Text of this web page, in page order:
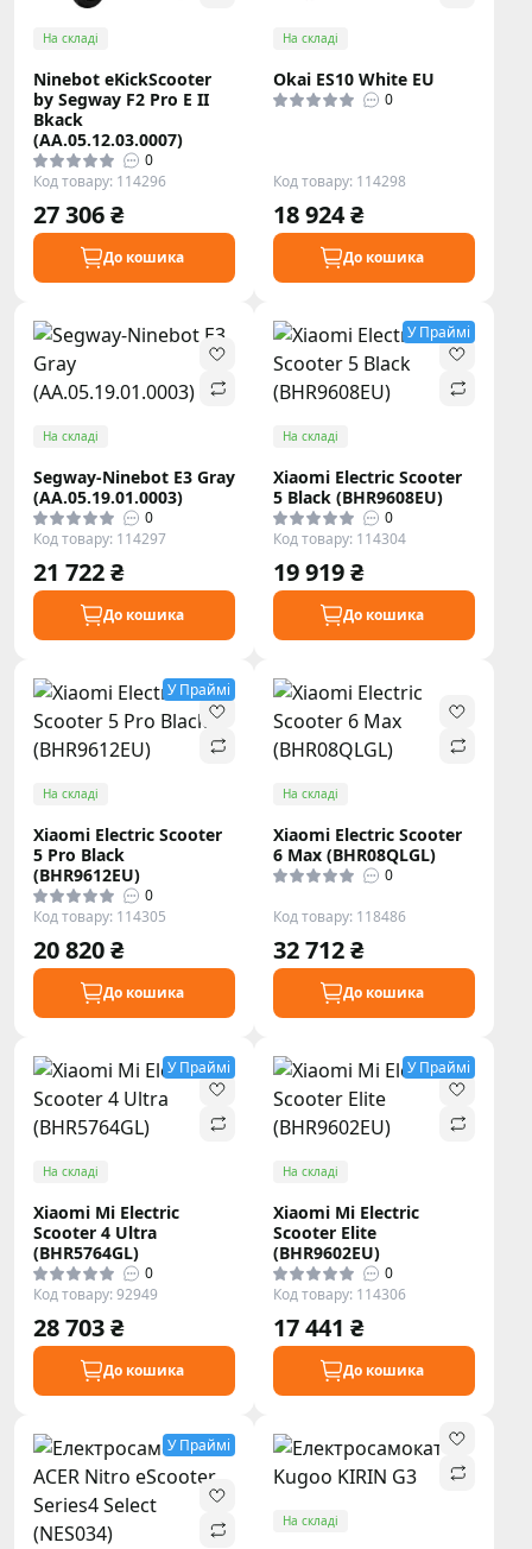
На складі
Ninebot eKickScooter
by Segway F2 Pro E II
Bkack
(AA.05.12.03.0007)
0
Код товару: 114296
27 306 ₴
До кошика
На складі
Okai ES10 White EU
0
Код товару: 114298
18 924 ₴
До кошика
На складі
Segway-Ninebot E3 Gray
(AA.05.19.01.0003)
0
Код товару: 114297
21 722 ₴
До кошика
У Праймі
На складі
Xiaomi Electric Scooter
5 Black (BHR9608EU)
0
Код товару: 114304
19 919 ₴
До кошика
У Праймі
На складі
Xiaomi Electric Scooter
5 Pro Black
(BHR9612EU)
0
Код товару: 114305
20 820 ₴
До кошика
На складі
Xiaomi Electric Scooter
6 Max (BHR08QLGL)
0
Код товару: 118486
32 712 ₴
До кошика
У Праймі
На складі
Xiaomi Mi Electric
Scooter 4 Ultra
(BHR5764GL)
0
Код товару: 92949
28 703 ₴
До кошика
У Праймі
На складі
Xiaomi Mi Electric
Scooter Elite
(BHR9602EU)
0
Код товару: 114306
17 441 ₴
До кошика
У Праймі
На складі